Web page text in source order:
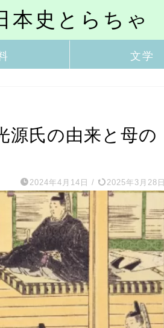
本史とらちゃ
文学
源氏の由来と母の
2024年4月14日 / 2025年3月28日